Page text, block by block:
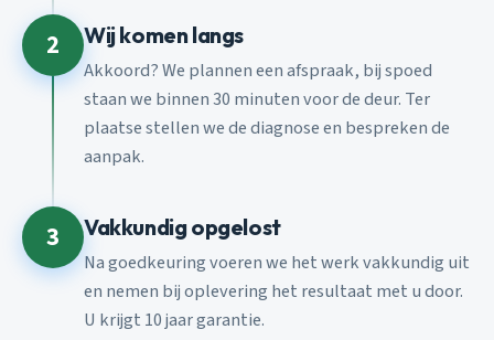
2 Wij komen langs
Akkoord? We plannen een afspraak, bij spoed
staan we binnen 30 minuten voor de deur. Ter
plaatse stellen we de diagnose en bespreken de
aanpak.
3 Vakkundig opgelost
Na goedkeuring voeren we het werk vakkundig uit
en nemen bij oplevering het resultaat met u door.
U krijgt 10 jaar garantie.